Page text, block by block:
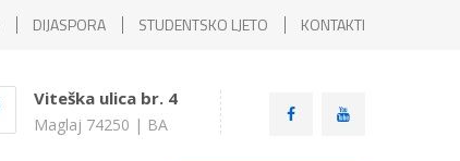
DIJASPORA STUDENTSKO LJETO KONTAKTI
Viteška ulica br. 4
Maglaj 74250 | BA